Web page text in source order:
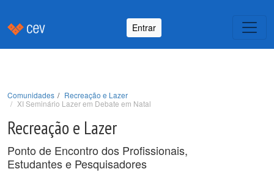
Entrar
Comunidades
Recreação e Lazer
XI Seminário Lazer em Debate em Natal
Recreação e Lazer
Ponto de Encontro dos Profissionais,
Estudantes e Pesquisadores